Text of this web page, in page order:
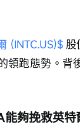
(INTC.US)$ 股
領跑態勢。背
夠挽救英特